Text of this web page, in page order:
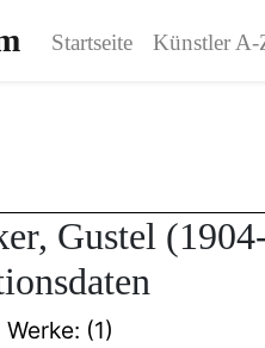
Startseite Künstler A-
Gustel
(1)